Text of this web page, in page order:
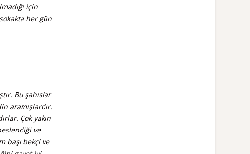
için
her gün
Bu şahıslar
aramışlardır.
Çok yakın
ve
başı bekçi ve